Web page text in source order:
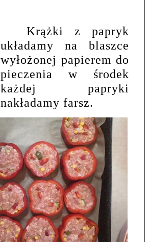
Krążki z papryk
układamy na blaszce
wyłożonej papierem do
pieczenia w środek
każdej papryki
nakładamy farsz.